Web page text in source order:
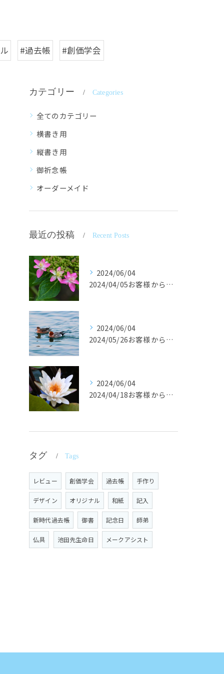
#過去帳 #創価学会
カテゴリー Categories
全てのカテゴリー
横書き用
縦書き用
御祈念帳
オーダーメイド
最近の投稿 Recent Posts
2024/06/04
2024/04/05お客様からの声です。
2024/06/04
2024/05/26お客様からの声です。
2024/06/04
2024/04/18お客様からの声
タグ Tags
レビュー 創価学会 過去帳 手作り
デザイン オリジナル 和紙 記入
新時代過去帳 御書 記念日 師弟
仏具 池田先生命日 メークアシスト